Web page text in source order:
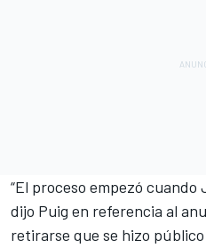
“El proceso empezó
dijo Puig en referencia al
retirarse que se hizo